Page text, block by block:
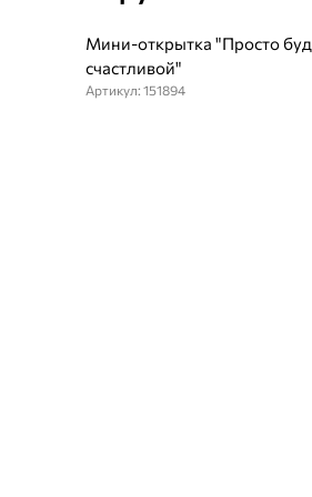
Мини-открытка "Просто
счастливой"
Артикул: 151894